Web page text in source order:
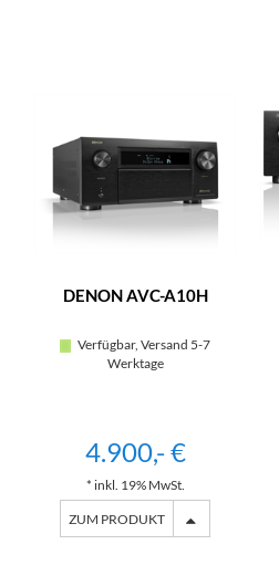
DENON AVC-A10H
Verfügbar, Versand 5-7
Werktage
4.900,- €
* inkl. 19% MwSt.
ZUM PRODUKT